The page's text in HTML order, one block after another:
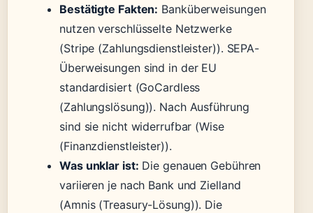
Bestätigte Fakten: Banküberweisungen
nutzen verschlüsselte Netzwerke
(Stripe (Zahlungsdienstleister)). SEPA-
Überweisungen sind in der EU
standardisiert (GoCardless
(Zahlungslösung)). Nach Ausführung
sind sie nicht widerrufbar (Wise
(Finanzdienstleister)).
Was unklar ist: Die genauen Gebühren
variieren je nach Bank und Zielland
(Amnis (Treasury-Lösung)). Die